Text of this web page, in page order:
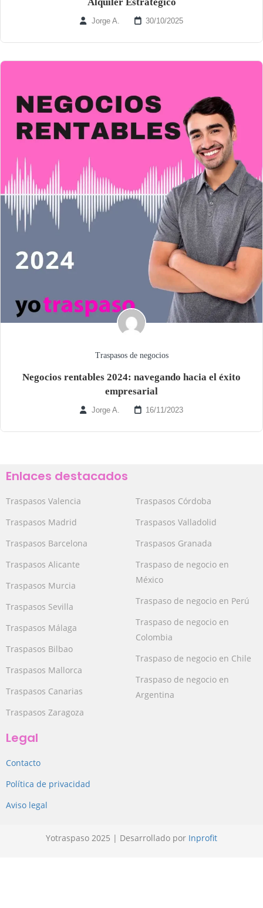
Jorge A. 30/10/2025
Traspasos de negocios
Negocios rentables 2024: navegando hacia el éxito
empresarial
Jorge A. 16/11/2023
Enlaces destacados
Traspasos Valencia
Traspasos Madrid
Traspasos Barcelona
Traspasos Alicante
Traspasos Murcia
Traspasos Sevilla
Traspasos Málaga
Traspasos Bilbao
Traspasos Mallorca
Traspasos Canarias
Traspasos Zaragoza
Traspasos Córdoba
Traspasos Valladolid
Traspasos Granada
Traspaso de negocio en
México
Traspaso de negocio en Perú
Traspaso de negocio en
Colombia
Traspaso de negocio en Chile
Traspaso de negocio en
Argentina
Legal
Contacto
Política de privacidad
Aviso legal
Yotraspaso 2025 | Desarrollado por Inprofit